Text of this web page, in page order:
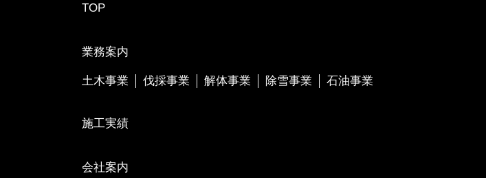
TOP
業務案内
土木事業 伐採事業 解体事業 除雪事業 石油事業
施工実績
会社案内